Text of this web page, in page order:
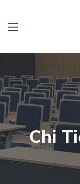
Chi